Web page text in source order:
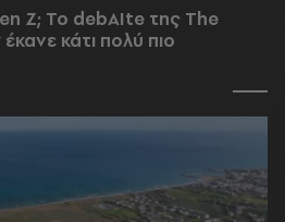
Z; Το debAIte της The
κάτι πολύ πιο